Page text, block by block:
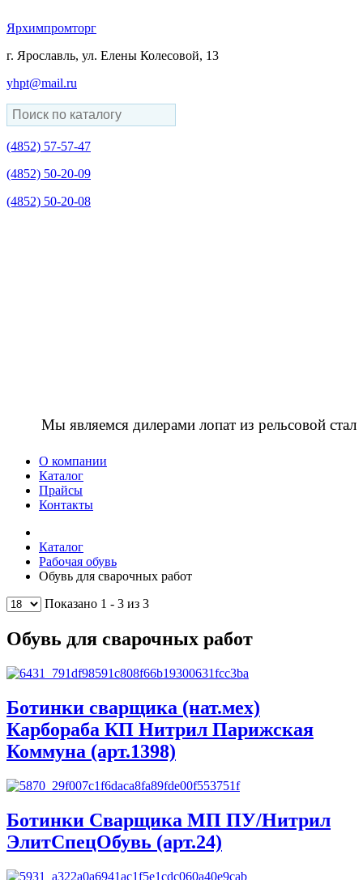
Ярхимпромторг
г. Ярославль, ул. Елены Колесовой, 13
yhpt@mail.ru
(4852) 57-57-47
(4852) 50-20-09
(4852) 50-20-08
Мы являемся дилерами лопат из рельсовой
О компании
Каталог
Прайсы
Контакты
Каталог
Рабочая обувь
Обувь для сварочных работ
Показано 1 - 3 из 3
Обувь для сварочных работ
Ботинки сварщика (нат.мех)
Карбораба КП Нитрил Парижская
Коммуна (арт.1398)
Ботинки Сварщика МП ПУ/Нитрил
ЭлитСпецОбувь (арт.24)